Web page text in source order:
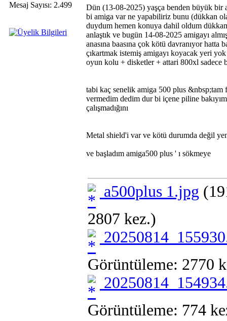
Mesaj Sayısı: 2.499
Dün (13-08-2025) yaşça benden büyük bir
bi amiga var ne yapabiliriz bunu (dükkan
duydum hemen konuya dahil oldum dükkan
anlaştık ve bugün 14-08-2025 amigayı
anasına baasına çok kötü davranıyor
çıkartmak istemiş amigayı koyacak yeri
oyun kolu + disketler + attari 800xl sadece
tabi kaç senelik amiga 500 plus &nbsp;tam
vermedim dedim dur bi içene piline
çalışmadığını
Metal shield'i var ve kötü durumda değil
ve başladım amiga500 plus ' ı sökmeye
a500plus 1.jpg
2807 kez.)
Görüntüleme: 2770
Görüntüleme: 774